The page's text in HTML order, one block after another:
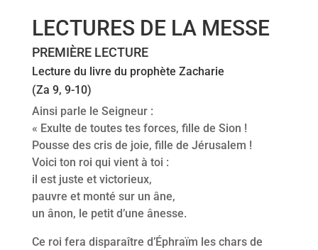
LECTURES DE LA MESSE
PREMIÈRE LECTURE
Lecture du livre du prophète Zacharie
(Za 9, 9-10)
Ainsi parle le Seigneur :
« Exulte de toutes tes forces, fille de Sion !
Pousse des cris de joie, fille de Jérusalem !
Voici ton roi qui vient à toi :
il est juste et victorieux,
pauvre et monté sur un âne,
un ânon, le petit d’une ânesse.
Ce roi fera disparaître d’Éphraïm les chars de